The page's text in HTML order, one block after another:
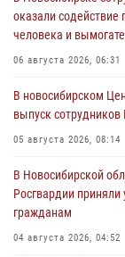
оказали
человека и
06 августа 2026, 06:31
В новосибирском
выпуск сотрудников
05 августа 2026, 08:14
В Новосибирской
Росгвардии
гражданам
04 августа 2026, 04:52